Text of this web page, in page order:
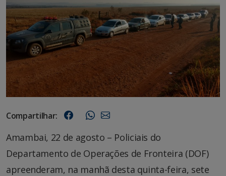
Compartilhar:
Amambai, 22 de agosto – Policiais do
Departamento de Operações de Fronteira (DOF)
apreenderam, na manhã desta quinta-feira, sete